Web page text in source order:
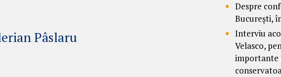
Pâslaru
Despre
București,
Interviu
Velasco,
importante